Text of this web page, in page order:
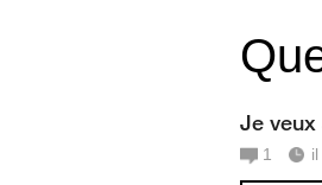
Je veux
1